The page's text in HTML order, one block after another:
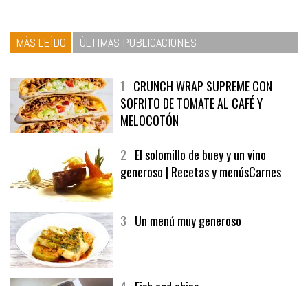
1CRUNCH WRAP SUPREME CON
SOFRITO DE TOMATE AL CAFÉ Y
MELOCOTÓN
2El solomillo de buey y un vino